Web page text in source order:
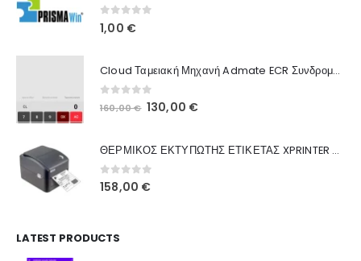
0 out of 5
1,00 €
Cloud Ταμειακή Μηχανή Admate ECR Συνδρομή 12 μηνών
out of 5
160,00€ Original
160,00 €.
130,00 €Η
είναι:
ΘΕΡΜΙΚΟΣ ΕΚΤΥΠΩΤΗΣ ΕΤΙΚΕΤΑΣ XPRINTER XP-420B
0out of 5
158,00 €
LATEST PRODUCTS
Παραγγελίες
Πληροφορίες Καταστήματος
Ποιοι Είμαστε
Γιατί Εμάς
Blog